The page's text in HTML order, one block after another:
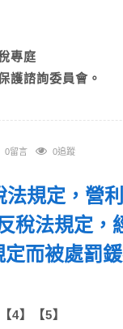
專庭
護諮詢委員會。
0留言 0追蹤
法規定，營
稅法規定，
而被處罰
4】【5】